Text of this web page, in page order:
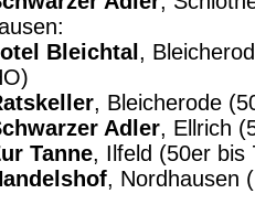
Bleichtal ,
, Bleicherode
Adler, Ellrich
Tanne, Ilfeld (50er bis
, Nordhausen